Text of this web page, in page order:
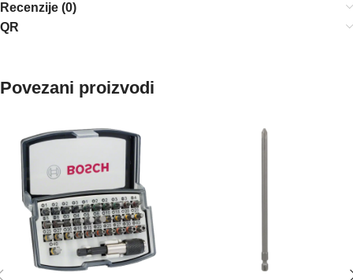
Recenzije (0)
QR
Povezani proizvodi